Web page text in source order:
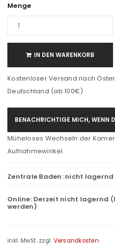
Menge
IN DEN WARENKORB
Kostenloser Versand nach
Deutschland (ab 100€)
BENACHRICHTIGE MICH, WENN
Müheloses Wechseln der
Aufnahmewinkel.
Zentrale Baden: nicht lagernd
Online: Derzeit nicht lagernd
werden)
inkl. MwSt. zzgl. Versandkosten